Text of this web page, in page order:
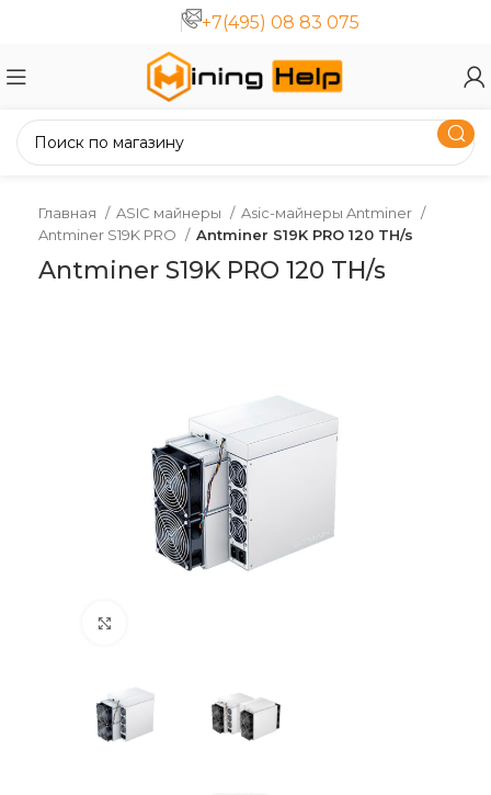
+7(495) 08 83 075
Главная ASIC майнеры
Asic-майнеры Antminer
Antminer S19K PRO
Antminer S19K PRO 120 TH/s
Antminer S19K PRO 120 TH/s